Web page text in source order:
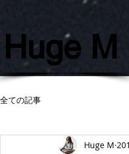
Huge M
全ての記事
Huge M